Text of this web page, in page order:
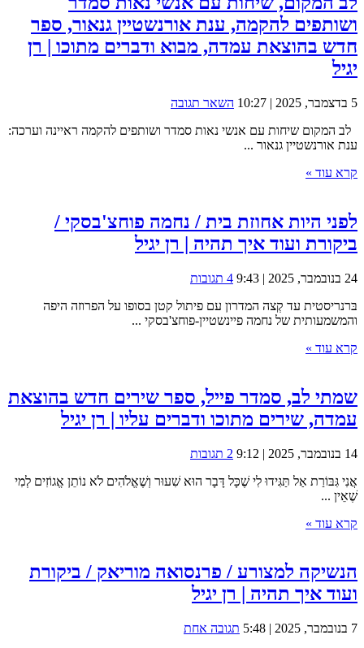
ושותפים להקמה, ענת אורנשטיין גנאור, ספר
חדש בהוצאת עמדה, מבוא ודברים מתוכו | רן
יגיל
5 בדצמבר, 2025 | 10:27
השאר תגובה
לב המקום שיחות עם אנשי נאות סמדר ושותפים להקמה ראיינה וערכה:
ענת אורנשטיין גנאור ...
קרא עוד »
לפני היות אחוזת בית / נחמה פוחצ'בסקי /
ביקורת ועוד איך תהיה | רן יגיל
24 בנובמבר, 2025 | 9:43
4 תגובות
בּרנריסטית עד קְצה המדרון עם פיתול קטן בסופו על הפרוזה היפה
והמשמעותית של נחמה פיינשטיין-פוחצ'בסקי ...
קרא עוד »
שמתי לב, סמדר פייל, ספר שירים חדש בהוצאת
עמדה, שירים מתוכו ודברים עליו | רן יגיל
14 בנובמבר, 2025 | 9:12
2 תגובות
אֲנִי גִּבּוֹרַת אַל תַּגִּידוּ לִי שֶׁכָּל דָּבָר הוּא שִׁעוּר וְשֶׁאֱלֹהִים לֹא נוֹתֵן אֱגוֹזִים לְמִי
שֶׁאֵין ...
קרא עוד »
הנשיקה למצורע / פרנסואה מוריאק / ביקורת
ועוד איך תהיה | רן יגיל
7 בנובמבר, 2025 | 5:48
תגובה אחת